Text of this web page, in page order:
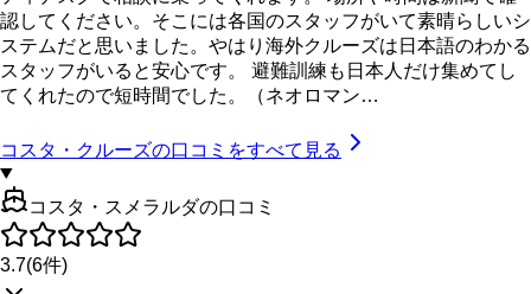
認してください。そこには各国のスタッフがいて素晴らしいシ
ステムだと思いました。やはり海外クルーズは日本語のわかる
スタッフがいると安心です。 避難訓練も日本人だけ集めてし
てくれたので短時間でした。（ネオロマン…
コスタ・クルーズの口コミをすべて見る
コスタ・スメラルダの口コミ
3.7(6件)